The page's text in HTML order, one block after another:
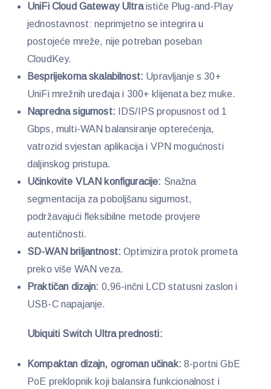
UniFi Cloud Gateway Ultraističe Plug-and-Play
jednostavnost: neprimjetno se integrira u
postojeće mreže, nije potreban poseban
CloudKey.
Besprijekorna skalabilnost: Upravljanje s 30+
UniFi mrežnih uređaja i 300+ klijenata bez muke.
Napredna sigurnost: IDS/IPS propusnost od 1
Gbps, multi-WAN balansiranje opterećenja,
vatrozid svjestan aplikacija i VPN mogućnosti
daljinskog pristupa.
Učinkovite VLAN konfiguracije: Snažna
segmentacija za poboljšanu sigurnost,
podržavajući fleksibilne metode provjere
autentičnosti.
SD-WAN briljantnost:Optimizira protok prometa
preko više WAN veza.
Praktičan dizajn: 0,96-inčni LCD statusni zaslon i
USB-C napajanje.
Ubiquiti Switch Ultra prednosti:
Kompaktan dizajn, ogroman učinak:8-portni GbE
PoE preklopnik koji balansira funkcionalnost i